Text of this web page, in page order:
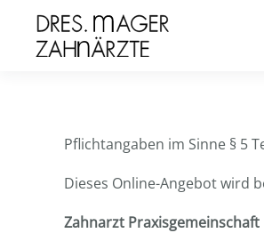
Zum Hauptinhalt springen
Pflichtangaben im Sinne § 5
Dieses Online-Angebot wird
Zahnarzt